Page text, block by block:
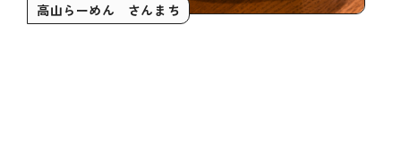
高山らーめん さんまち